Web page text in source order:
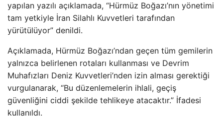
yapılan yazılı açıklamada, “Hürmüz Boğazı’nın yönetimi
tam yetkiyle İran Silahlı Kuvvetleri tarafından
yürütülüyor” denildi.
Açıklamada, Hürmüz Boğazı’ndan geçen tüm gemilerin
yalnızca belirlenen rotaları kullanması ve Devrim
Muhafızları Deniz Kuvvetleri’nden izin alması gerektiği
vurgulanarak, “Bu düzenlemelerin ihlali, geçiş
güvenliğini ciddi şekilde tehlikeye atacaktır.” İfadesi
kullanıldı.